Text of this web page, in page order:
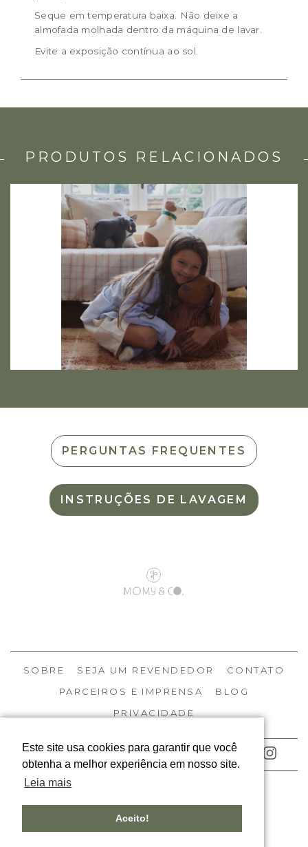
Este site usa cookies para garantir que você
obtenha a melhor experiência em nosso site.
Leia mais
Aceito!
Seque em temperatura baixa. Não deixe a
almofada molhada dentro da máquina de lavar.
Evite a exposição contínua ao sol.
PRODUTOS RELACIONADOS
PERGUNTAS FREQUENTES
INSTRUÇÕES DE LAVAGEM
SOBRE SEJA UM REVENDEDOR
CONTATO
PARCEIROS E IMPRENSA
BLOG
PRIVACIDADE
ACOMPANHE NOSSAS REDES
DESIGNED BY